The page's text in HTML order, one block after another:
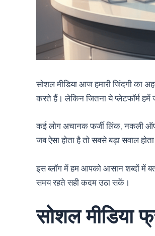
सोशल मीडिया आज हमारी जिंदगी का
करते हैं। लेकिन जितना ये प्लेटफॉर्म हमें
कई लोग अचानक फर्जी लिंक, नकली
जब ऐसा होता है तो सबसे बड़ा सवाल
इस ब्लॉग में हम आपको आसान शब्दों में
समय रहते सही कदम उठा सकें।
सोशल मीडिया